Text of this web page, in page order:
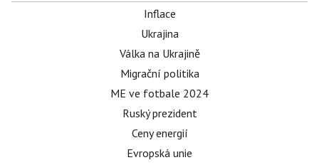
Inflace
Ukrajina
Válka na Ukrajině
Migrační politika
ME ve fotbale 2024
Ruský prezident
Ceny energií
Evropská unie